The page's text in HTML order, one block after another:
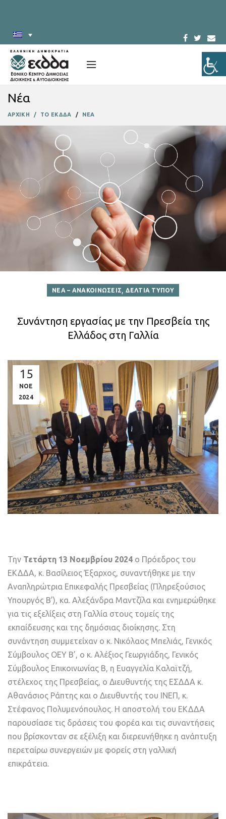
Νέα
ΑΡΧΙΚΗ ΤΟ ΕΚΔΔΑ ΝΕΑ
ΝΕΑ – ΑΝΑΚΟΙΝΩΣΕΙΣ,ΔΕΛΤΙΑ ΤΥΠΟΥ
Συνάντηση εργασίας με την Πρεσβεία της
Ελλάδος στη Γαλλία
15
ΝΟΕ
2024
Την Τετάρτη 13 Νοεμβρίου 2024 ο Πρόεδρος του
ΕΚΔΔΑ, κ. Βασίλειος Έξαρχος, συναντήθηκε με την
Αναπληρώτρια Επικεφαλής Πρεσβείας (Πληρεξούσιος
Υπουργός Β’), κα. Αλεξάνδρα Μαντζίλα και ενημερώθηκε
για τις εξελίξεις στη Γαλλία στους τομείς της
εκπαίδευσης και της δημόσιας διοίκησης. Στη
συνάντηση συμμετείχαν ο κ. Νικόλαος Μπελιάς, Γενικός
Σύμβουλος ΟΕΥ Β’, ο κ. Αλέξιος Γεωργιάδης, Γενικός
Σύμβουλος Επικοινωνίας Β, η Ευαγγελία Καλαϊτζή,
στέλεχος της Πρεσβείας, ο Διευθυντής της ΕΣΔΔΑ κ.
Αθανάσιος Ράπτης και ο Διευθυντής του ΙΝΕΠ, κ.
Στέφανος Πολυμενόπουλος. Η αποστολή του ΕΚΔΔΑ
παρουσίασε τις δράσεις του φορέα και τις συναντήσεις
που βρίσκονταν σε εξέλιξη και διερευνήθηκε η ανάπτυξη
περεταίρω συνεργειών με φορείς στη γαλλική
επικράτεια.